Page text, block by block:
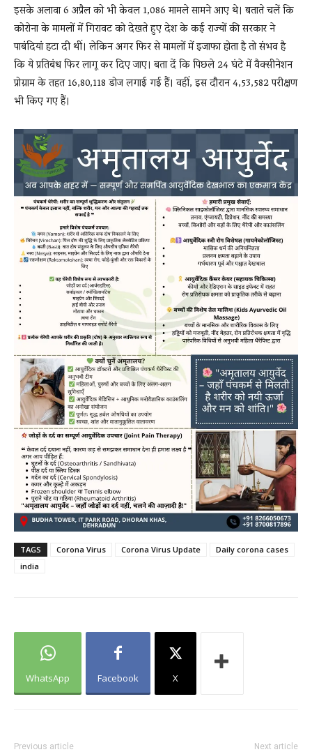
इसके अलावा 6 अप्रैल को भी केवल 1,086 मामले सामने आए थे। बताते चलें कि
कोरोना के मामलों में गिरावट को देखते हुए देश के कई राज्यों की सरकार ने
पाबंदियां हटा दी थीं। लेकिन अगर फिर से मामलों में इजाफा होता है तो संभव है
कि ये प्रतिबंध फिर लागू कर दिए जाए। बता दें कि पिछले 24 घंटे में वैक्सीनेशन
प्रोग्राम के तहत 16,80,118 डोज लगाई गई हैं। वहीं, इस दौरान 4,53,582 परीक्षण
भी किए गए हैं।
TAGS Corona Virus Corona Virus Update
Daily corona cases
india
WhatsApp Facebook X
Previous article Next article